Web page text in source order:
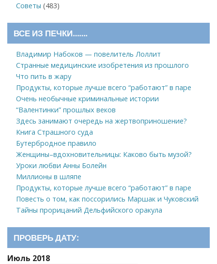
Советы (483)
ВСЕ ИЗ ПЕЧКИ…….
Владимир Набоков — повелитель Лоллит
Странные медицинские изобретения из прошлого
Что пить в жару
Продукты, которые лучше всего “работают” в паре
Очень необычные криминальные истории
“Валентинки” прошлых веков
Здесь занимают очередь на жертвоприношение?
Книга Страшного суда
Бутербродное правило
Женщины–вдохновительницы: Каково быть музой?
Уроки любви Анны Болейн
Миллионы в шляпе
Продукты, которые лучше всего “работают” в паре
Повесть о том, как поссорились Маршак и Чуковский
Тайны прорицаний Дельфийского оракула
ПРОВЕРЬ ДАТУ:
Июль 2018